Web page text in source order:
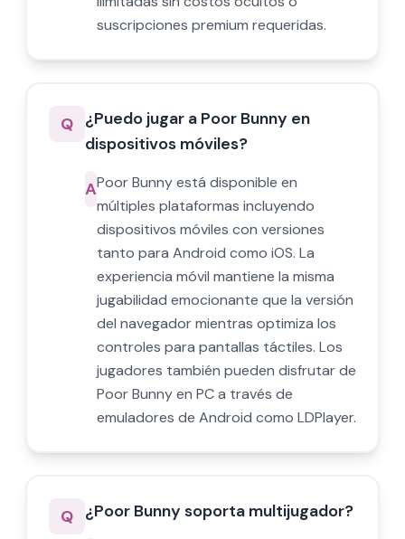
suscripciones premium requeridas.
Q ¿Puedo jugar a Poor Bunny en
dispositivos móviles?
APoor Bunny está disponible en
múltiples plataformas incluyendo
dispositivos móviles con versiones
tanto para Android como iOS. La
experiencia móvil mantiene la misma
jugabilidad emocionante que la versión
del navegador mientras optimiza los
controles para pantallas táctiles. Los
jugadores también pueden disfrutar de
Poor Bunny en PC a través de
emuladores de Android como LDPlayer.
Q ¿Poor Bunny soporta multijugador?